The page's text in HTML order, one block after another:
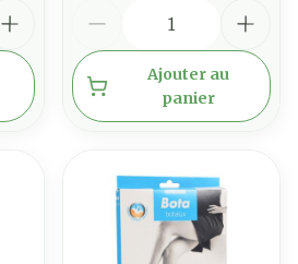
Ajouter au
panier